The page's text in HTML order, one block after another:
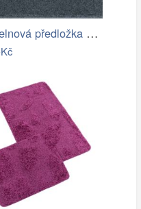
Koupelnová předložka HILLS